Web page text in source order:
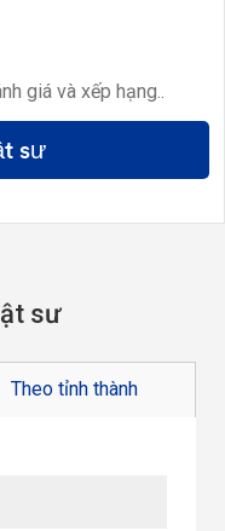
giá và xếp hạng..
sư
sư
Theo tỉnh thành